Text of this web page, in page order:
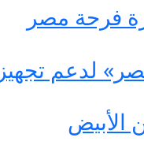
الأبيض